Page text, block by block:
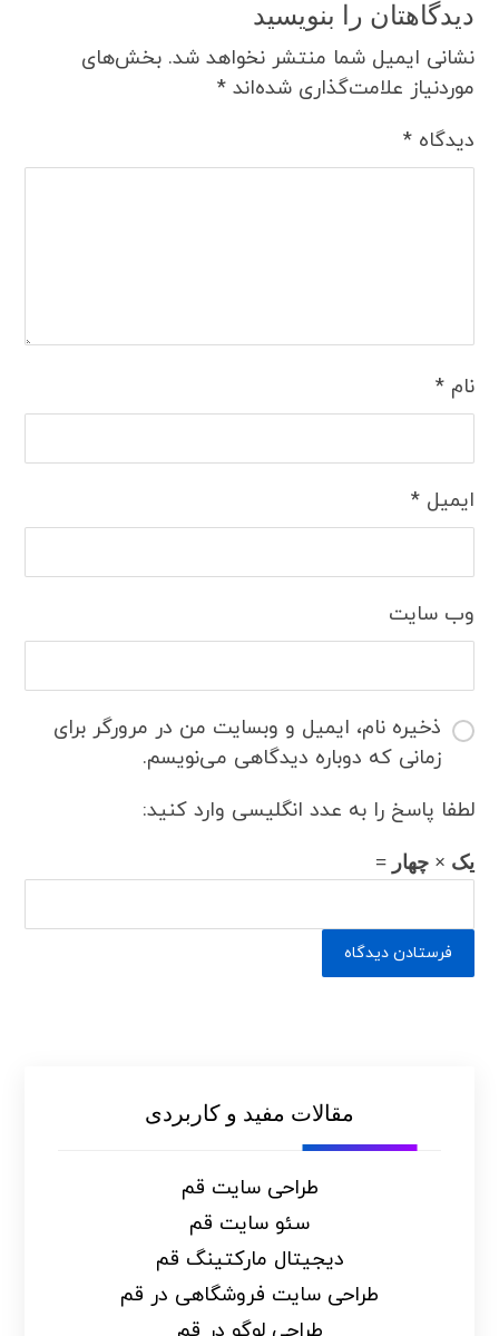
دیدگاهتان را بنویسید
نشانی ایمیل شما منتشر نخواهد شد. بخش‌های
موردنیاز علامت‌گذاری شده‌اند*
دیدگاه*
نام*
ایمیل*
وب‌ سایت
ذخیره نام، ایمیل و وبسایت من در مرورگر برای
زمانی که دوباره دیدگاهی می‌نویسم.
لطفا پاسخ را به عدد انگلیسی وارد کنید:
یک × چهار =
مقالات مفید و کاربردی
طراحی سایت قم
سئو سایت قم
دیجیتال مارکتینگ قم
طراحی سایت فروشگاهی در قم